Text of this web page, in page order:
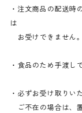
・注文商品の配送時
は
お受けできません。
・食品のため手渡し
・必ずお受け取りい
ご不在の場合は、